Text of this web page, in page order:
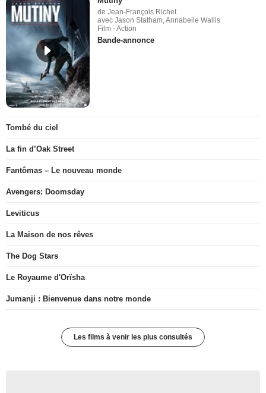
de Jean-François Richet
avec Jason Statham, Annabelle Wallis
Film - Action
Bande-annonce
Tombé du ciel
La fin d’Oak Street
Fantômas – Le nouveau monde
Avengers: Doomsday
Leviticus
La Maison de nos rêves
The Dog Stars
Le Royaume d'Orïsha
Jumanji : Bienvenue dans notre monde
Les films à venir les plus consultés